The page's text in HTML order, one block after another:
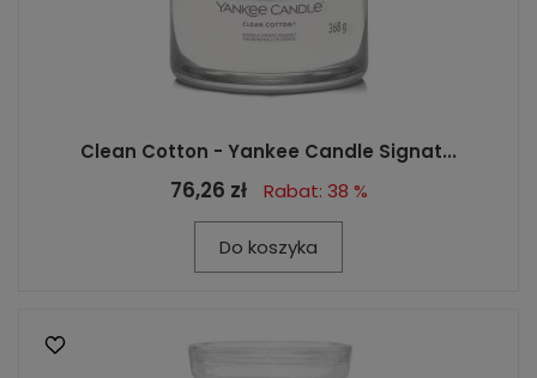
Clean Cotton - Yankee Candle Signat...
76,26 zł Rabat: 38 %
Do koszyka